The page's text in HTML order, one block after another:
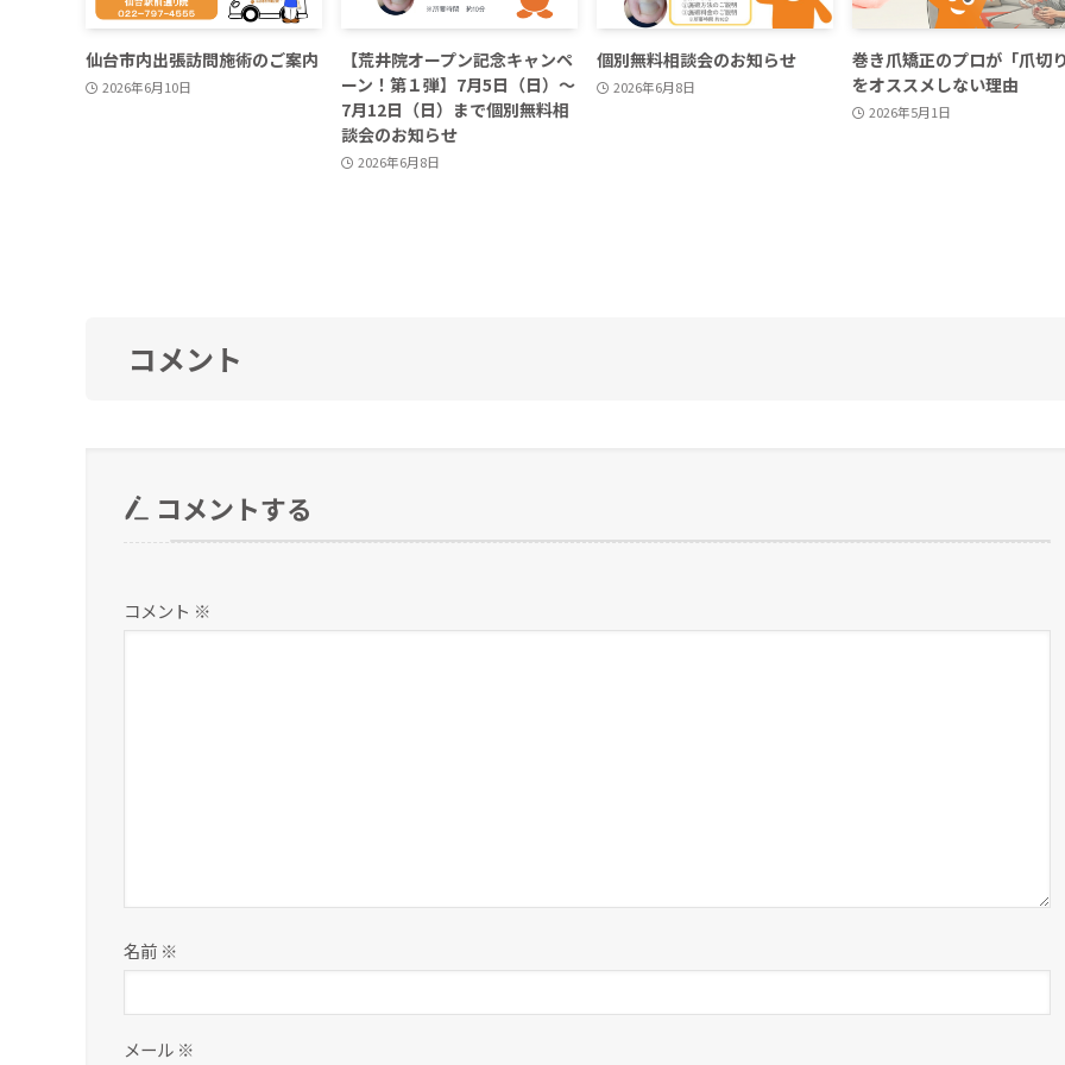
仙台市内出張訪問施術のご案内
2026年6月10日
【荒井院オープン記念キャンペ
ーン！第１弾】7月5日（日）～
7月12日（日）まで個別無料相
談会のお知らせ
2026年6月8日
個別無料相談会のお知らせ
2026年6月8日
巻き爪矯正のプロが「爪切
をオススメしない理由
2026年5月1日
コメント
コメントする
コメント ※
名前 ※
メール ※